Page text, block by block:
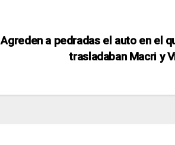
Agreden a pedradas el auto en el
trasladaban Macri y